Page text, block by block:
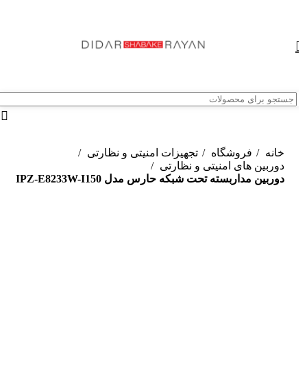
خانه فروشگاه
تجهیزات امنیتی و نظارتی
دوربین های امنیتی و نظارتی
دوربین مداربسته تحت شبکه حارس مدل IPZ-E8233W-I150